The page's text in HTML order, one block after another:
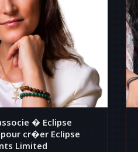
� Eclipse
cr�er Eclipse
Limited